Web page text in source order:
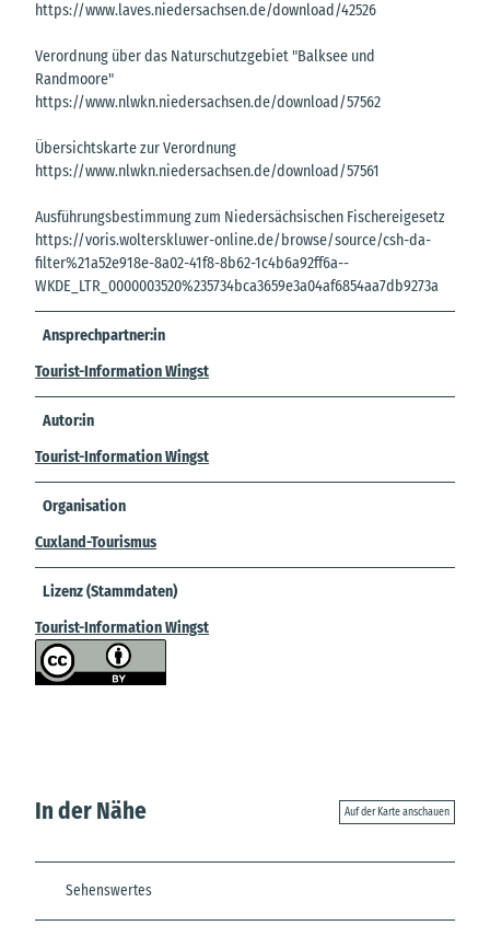
https://www.laves.niedersachsen.de/download/42526
Verordnung über das Naturschutzgebiet "Balksee und
Randmoore"
https://www.nlwkn.niedersachsen.de/download/57562
Übersichtskarte zur Verordnung
https://www.nlwkn.niedersachsen.de/download/57561
Ausführungsbestimmung zum Niedersächsischen Fischereigesetz
https://voris.wolterskluwer-online.de/browse/source/csh-da-
filter%21a52e918e-8a02-41f8-8b62-1c4b6a92ff6a--
WKDE_LTR_0000003520%235734bca3659e3a04af6854aa7db9273a
Ansprechpartner:in
Tourist-Information Wingst
Autor:in
Tourist-Information Wingst
Organisation
Cuxland-Tourismus
Lizenz (Stammdaten)
Tourist-Information Wingst
In der Nähe Auf der Karte anschauen
Sehenswertes